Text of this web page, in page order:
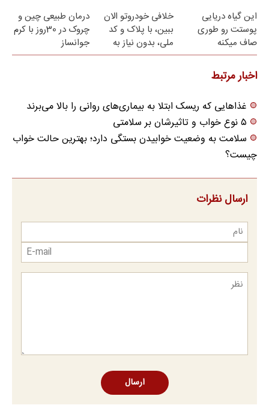
این گیاه دریایی
پوستت رو طوری
صاف میکنه
انگار20سال جوون
شدی🔥لینک خرید
خلافی خودروتو الان
ببین، با پلاک و کد
ملی، بدون نیاز به
مراجعه حضوری
درمان طبیعی چین و
چروک در 30روز با کرم
جوانساز
آلمانی(45%تخفیف)
اخبار مرتبط
غذاهایی که ریسک ابتلا به بیماری‌های روانی را بالا می‌برند
۵ نوع خواب و تاثیرشان بر سلامتی
سلامت به وضعیت خوابیدن بستگی دارد؛ بهترین حالت خواب
چیست؟
ارسال نظرات
ارسال